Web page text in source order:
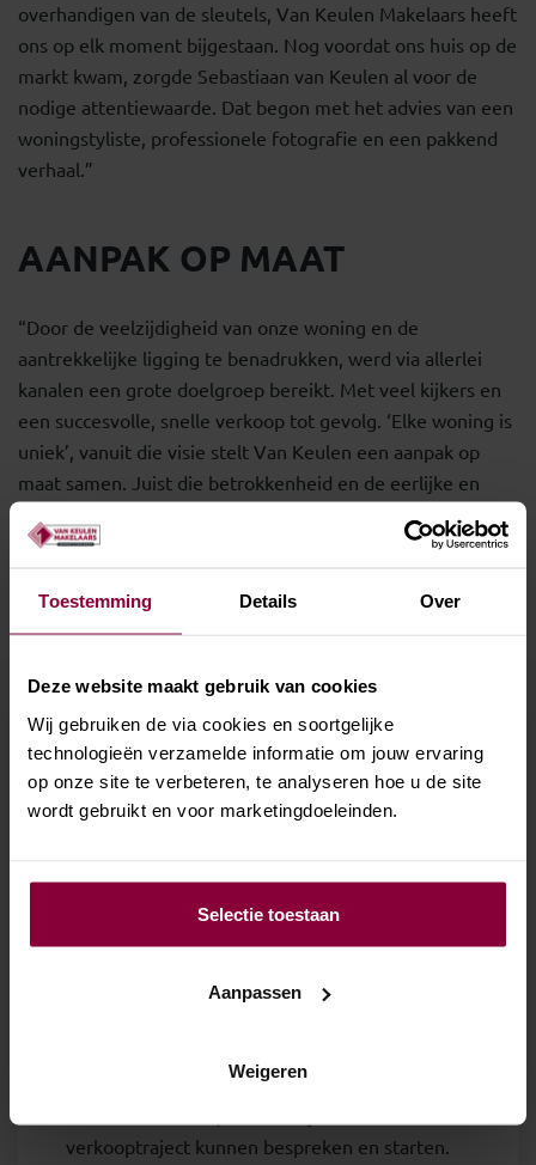
Toestemming Details Over
Deze website maakt gebruik van cookies
Wij gebruiken de via cookies en soortgelijke
technologieën verzamelde informatie om jouw ervaring
op onze site te verbeteren, te analyseren hoe u de site
wordt gebruikt en voor marketingdoeleinden.
Selectie toestaan
Aanpassen
Weigeren
overhandigen van de sleutels, Van Keulen Makelaars heeft
ons op elk moment bijgestaan. Nog voordat ons huis op de
markt kwam, zorgde Sebastiaan van Keulen al voor de
nodige attentiewaarde. Dat begon met het advies van een
woningstyliste, professionele fotografie en een pakkend
verhaal.”
AANPAK OP MAAT
“Door de veelzijdigheid van onze woning en de
aantrekkelijke ligging te benadrukken, werd via allerlei
kanalen een grote doelgroep bereikt. Met veel kijkers en
een succesvolle, snelle verkoop tot gevolg. ‘Elke woning is
uniek’, vanuit die visie stelt Van Keulen een aanpak op
maat samen. Juist die betrokkenheid en de eerlijke en
heldere communicatie, maakt Van Keulen Makelaars tot
de betrouwbare partner die je zoekt. Ja, de service van
OOK WETEN WAAR JE
VERKOOP VAN JE
WONING?
Wil je jouw woning in Den Helder of
met één van de verkoopmakelaars van Van
verkooptraject kunnen bespreken en starten.